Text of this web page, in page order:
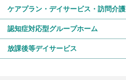
ケアプラン・デイサービス・訪問介護
認知症対応型グループホーム
放課後等デイサービス